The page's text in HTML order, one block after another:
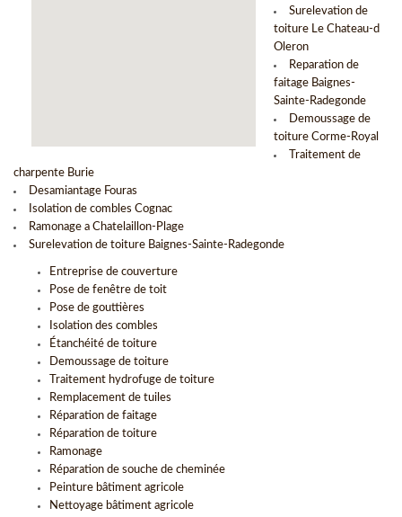
Surelevation de
toiture Le Chateau-d
Oleron
Reparation de
faitage Baignes-
Sainte-Radegonde
Demoussage de
toiture Corme-Royal
Traitement de
charpente Burie
Desamiantage Fouras
Isolation de combles Cognac
Ramonage a Chatelaillon-Plage
Surelevation de toiture Baignes-Sainte-Radegonde
Entreprise de couverture
Pose de fenêtre de toit
Pose de gouttières
Isolation des combles
Étanchéité de toiture
Demoussage de toiture
Traitement hydrofuge de toiture
Remplacement de tuiles
Réparation de faitage
Réparation de toiture
Ramonage
Réparation de souche de cheminée
Peinture bâtiment agricole
Nettoyage bâtiment agricole